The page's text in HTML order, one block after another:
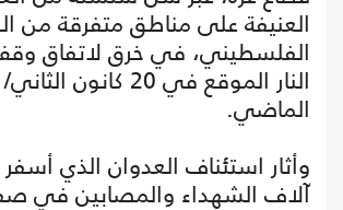
العنيفة على مناطق متفرقة من
الفلسطيني، في خرق لاتفاق
النار الموقع في 20 كانون
الماضي.
وأثار استئناف العدوان الذي
آلاف الشهداء والمصابين في